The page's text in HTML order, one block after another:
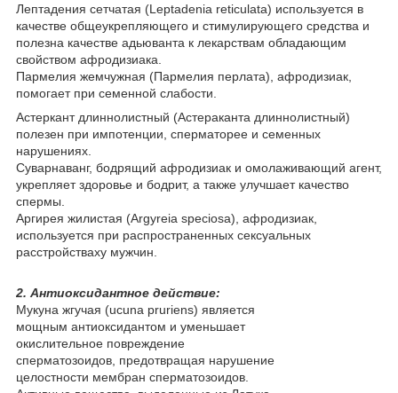
Лептадения сетчатая (Leptadenia reticulata) используется в
качестве общеукрепляющего и стимулирующего средства и
полезна качестве адьюванта к лекарствам обладающим
свойством афродизиака.
Пармелия жемчужная (Пармелия перлата), афродизиак,
помогает при семенной слабости.
Астеркант длиннолистный (Астераканта длиннолистный)
полезен при импотенции, сперматорее и семенных
нарушениях.
Суварнаванг, бодрящий афродизиак и омолаживающий агент,
укрепляет здоровье и бодрит, а также улучшает качество
спермы.
Аргирея жилистая (Argyreia speciosa), афродизиак,
используется при распространенных сексуальных
расстройстваху мужчин.
2. Антиоксидантное действие:
Мукуна жгучая (ucuna pruriens) является
мощным антиоксидантом и уменьшает
окислительное повреждение
сперматозоидов, предотвращая нарушение
целостности мембран сперматозоидов.